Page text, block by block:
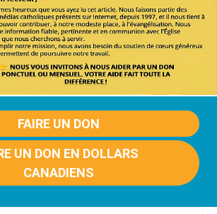
FAIRE UN DON
UN DON EN DOLLARS
CANADIENS